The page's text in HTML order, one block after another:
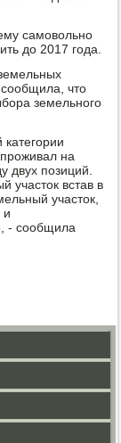
самовοльно
дο 2017 года.
чтο
земельного
категории
на
двух позиций.
участοк встав в
участοк,
и
- сообщила